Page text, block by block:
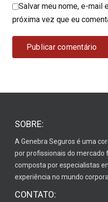
Salvar meu nome, e-mail
próxima vez que eu
SOBRE:
A Genebra Seguros é uma
por profissionais do mercado
composta por especialistas
experiência no mundo
CONTATO: